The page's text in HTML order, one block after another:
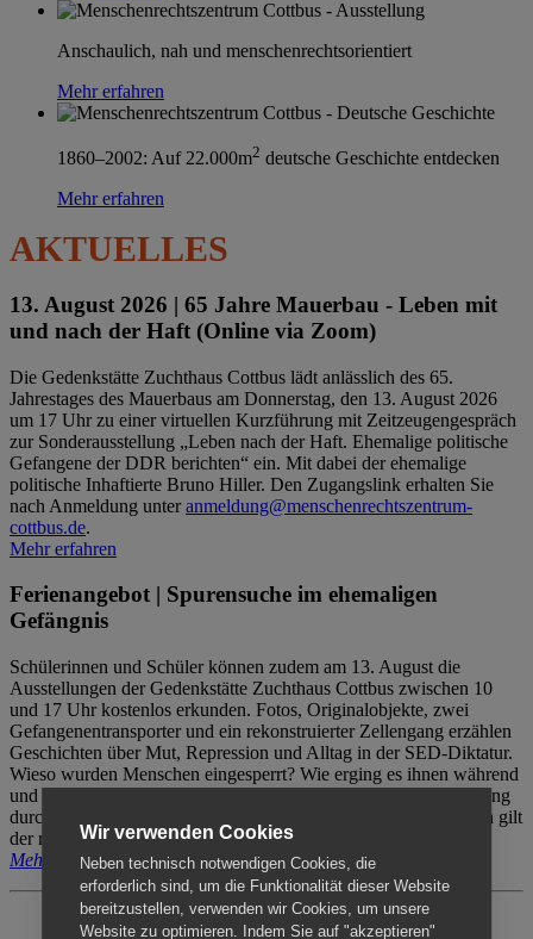
Anschaulich, nah und menschenrechtsorientiert
Mehr erfahren
1860–2002: Auf 22.000m2 deutsche Geschichte entdecken
Mehr erfahren
AKTUELLES
13. August 2026 | 65 Jahre Mauerbau - Leben mit
und nach der Haft (Online via Zoom)
Die Gedenkstätte Zuchthaus Cottbus lädt anlässlich des 65.
Jahrestages des Mauerbaus am Donnerstag, den 13. August 2026
um 17 Uhr zu einer virtuellen Kurzführung mit Zeitzeugengespräch
zur Sonderausstellung „Leben nach der Haft. Ehemalige politische
Gefangene der DDR berichten“ ein. Mit dabei der ehemalige
politische Inhaftierte Bruno Hiller. Den Zugangslink erhalten Sie
nach Anmeldung unteranmeldung@menschenrechtszentrum-
cottbus.de.
Mehr erfahren
Ferienangebot | Spurensuche im ehemaligen
Gefängnis
Schülerinnen und Schüler können zudem am 13. August die
Ausstellungen der Gedenkstätte Zuchthaus Cottbus zwischen 10
und 17 Uhr kostenlos erkunden. Fotos, Originalobjekte, zwei
Gefangenentransporter und ein rekonstruierter Zellengang erzählen
Geschichten über Mut, Repression und Alltag in der SED-Diktatur.
Wieso wurden Menschen eingesperrt? Wie erging es ihnen während
und nach der Haft? Der Besuch erfolgt individuell ohne Betreuung
durch das Menschenrechtszentrum Cottbus. Für Begleitpersonen gilt
der reguläre Eintritt (8€ / ermäßigt 5€).
Mehr erfahren
Wir verwenden Cookies
Neben technisch notwendigen Cookies, die
erforderlich sind, um die Funktionalität dieser Website
bereitzustellen, verwenden wir Cookies, um unsere
Website zu optimieren. Indem Sie auf "akzeptieren"